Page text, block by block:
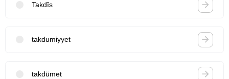
Takdîs
takdumiyyet
takdümet